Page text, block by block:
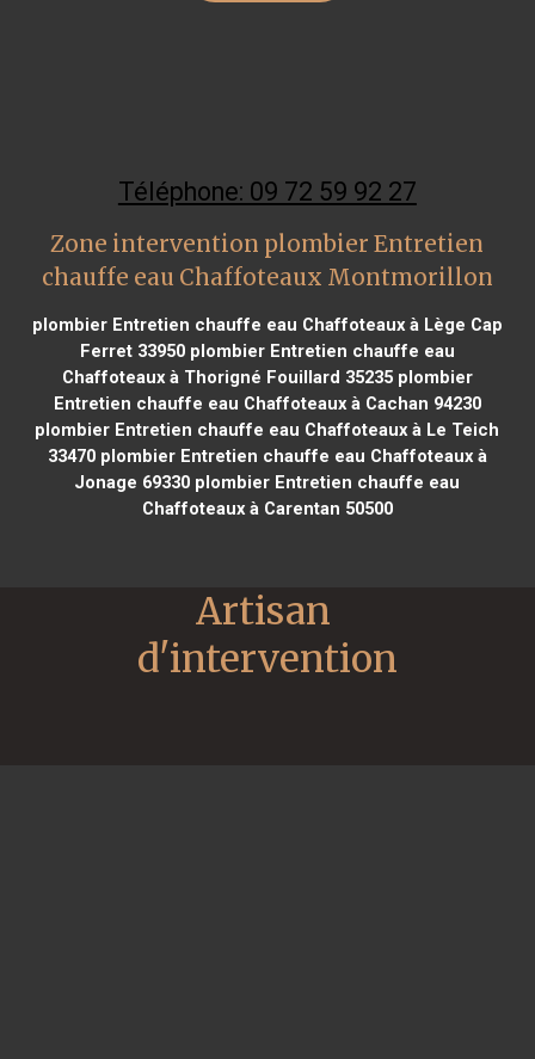
Téléphone: 09 72 59 92 27
Zone intervention plombier Entretien
chauffe eau Chaffoteaux Montmorillon
plombier Entretien chauffe eau Chaffoteaux à Lège Cap
Ferret 33950plombier Entretien chauffe eau
Chaffoteaux à Thorigné Fouillard 35235plombier
Entretien chauffe eau Chaffoteaux à Cachan 94230
plombier Entretien chauffe eau Chaffoteaux à Le Teich
33470plombier Entretien chauffe eau Chaffoteaux à
Jonage 69330 plombier Entretien chauffe eau
Chaffoteaux à Carentan 50500
Artisan
d'intervention